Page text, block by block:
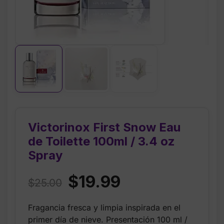
Victorinox First Snow Eau
de Toilette 100ml / 3.4 oz
Spray
$25.00 Original
was:
$19.99
is:
Fragancia fresca y limpia inspirada en el
primer día de nieve. Presentación 100 ml /